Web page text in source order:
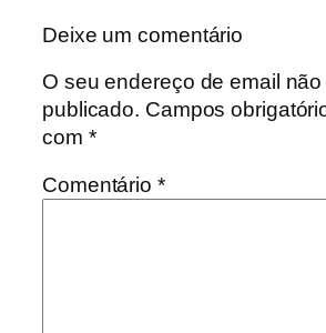
Deixe um comentário
O seu endereço de email não
publicado. Campos
com *
Comentário *